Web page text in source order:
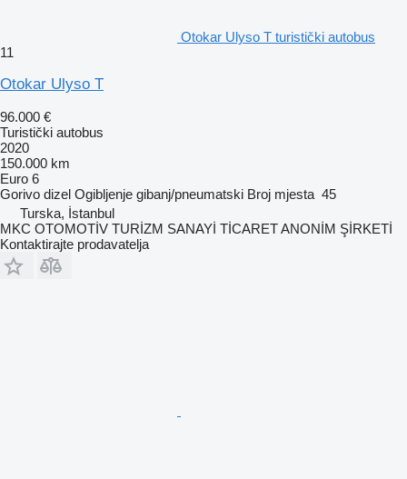
Otokar Ulyso T turistički autobus
11
Otokar Ulyso T
96.000 €
Turistički autobus
2020
150.000 km
Euro 6
Gorivo dizel Ogibljenje gibanj/pneumatski Broj mjesta 45
Turska, İstanbul
MKC OTOMOTİV TURİZM SANAYİ TİCARET ANONİM ŞİRKETİ
Kontaktirajte prodavatelja